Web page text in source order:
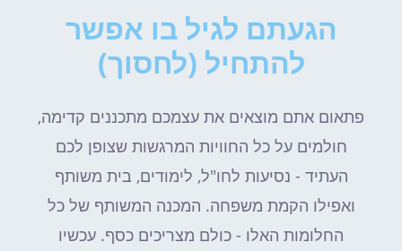
הגעתם לגיל בו אפשר
להתחיל (לחסוך)
פתאום אתם מוצאים את עצמכם מתכננים קדימה,
חולמים על כל החוויות המרגשות שצופן לכם
העתיד - נסיעות לחו"ל, לימודים, בית משותף
ואפילו הקמת משפחה. המכנה המשותף של כל
החלומות האלו - כולם מצריכים כסף. עכשיו